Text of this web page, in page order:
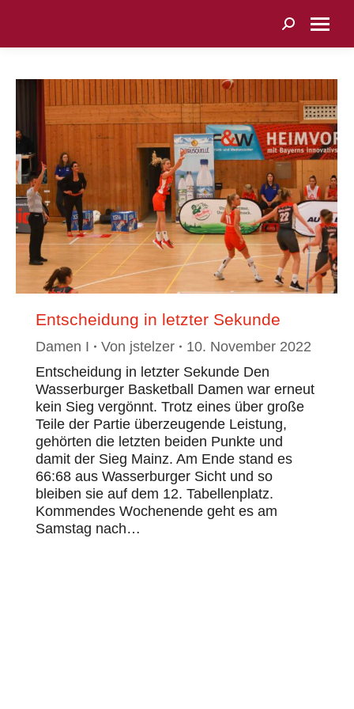
Search:
Entscheidung in letzter Sekunde
Damen I Von jstelzer
10. November 2022
Entscheidung in letzter Sekunde Den
Wasserburger Basketball Damen war erneut
kein Sieg vergönnt. Trotz eines über große
Teile der Partie überzeugende Leistung,
gehörten die letzten beiden Punkte und
damit der Sieg Mainz. Am Ende stand es
66:68 aus Wasserburger Sicht und so
bleiben sie auf dem 12. Tabellenplatz.
Kommendes Wochenende geht es am
Samstag nach…